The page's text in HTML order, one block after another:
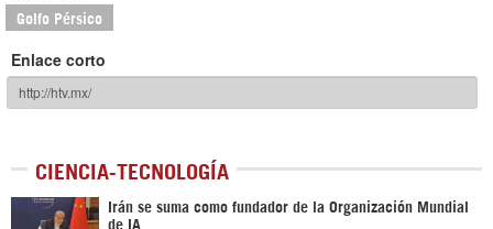
Golfo Pérsico
Enlace corto
CIENCIA-TECNOLOGÍA
Irán se suma como fundador de la Organización Mundial
de IA